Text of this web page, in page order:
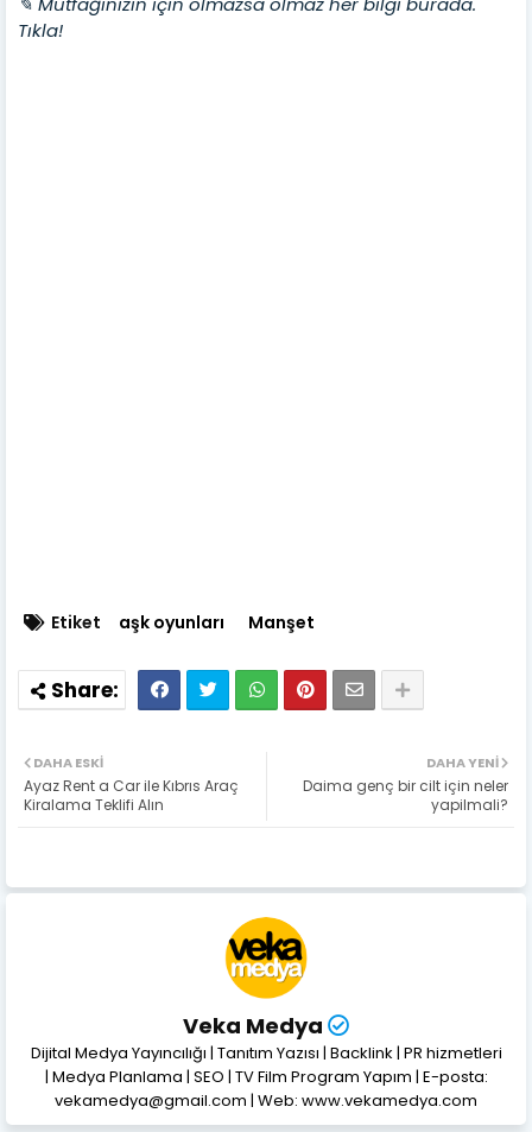
Tıkla!
Etiket aşk oyunları Manşet
DAHA YENI
Daima genç bir cilt için neler
yapilmali?
DAHA ESKI
Ayaz Rent a Car ile Kıbrıs Araç
Kiralama Teklifi Alın
Veka Medya
Dijital Medya Yayıncılığı | Tanıtım Yazısı | Backlink | PR hizmetleri
| Medya Planlama | SEO | TV Film Program Yapım | E-posta:
vekamedya@gmail.com | Web: www.vekamedya.com